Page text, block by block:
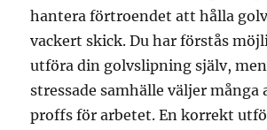
hantera förtroendet att hålla
vackert skick. Du har förstås
utföra din golvslipning själv,
stressade samhälle väljer
proffs för arbetet. En korrekt